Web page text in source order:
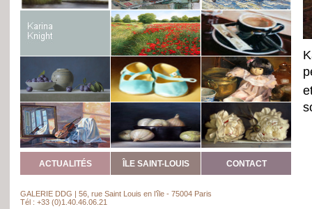
ACTUALITÉS ÎLE SAINT-LOUIS CONTACT
GALERIE DDG | 56, rue Saint Louis en l’île - 75004 Paris
Tél : +33 (0)1.40.46.06.21